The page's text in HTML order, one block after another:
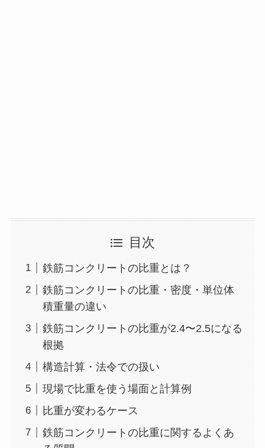
目次
鉄筋コンクリートの比重とは？
鉄筋コンクリートの比重・密度・単位体
積重量の違い
鉄筋コンクリートの比重が2.4〜2.5になる
根拠
構造計算・法令での扱い
現場で比重を使う場面と計算例
比重が変わるケース
鉄筋コンクリートの比重に関するよくあ